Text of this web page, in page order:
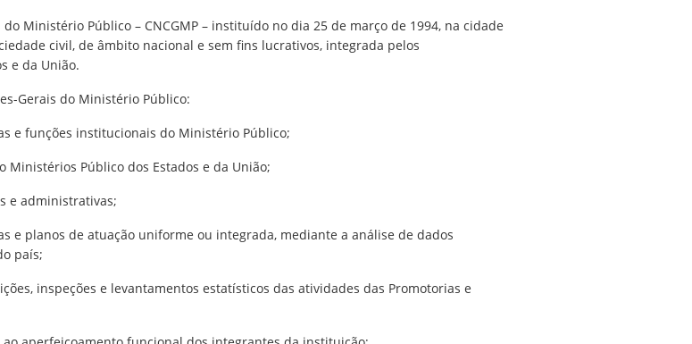
Ministério Público – CNCGMP – instituído no dia 25 de março de 1994, na cidade
civil, de âmbito nacional e sem fins lucrativos, integrada pelos
e da União.
Gerais do Ministério Público:
e funções institucionais do Ministério Público;
Ministérios Público dos Estados e da União;
e administrativas;
e planos de atuação uniforme ou integrada, mediante a análise de dados
país;
inspeções e levantamentos estatísticos das atividades das Promotorias e